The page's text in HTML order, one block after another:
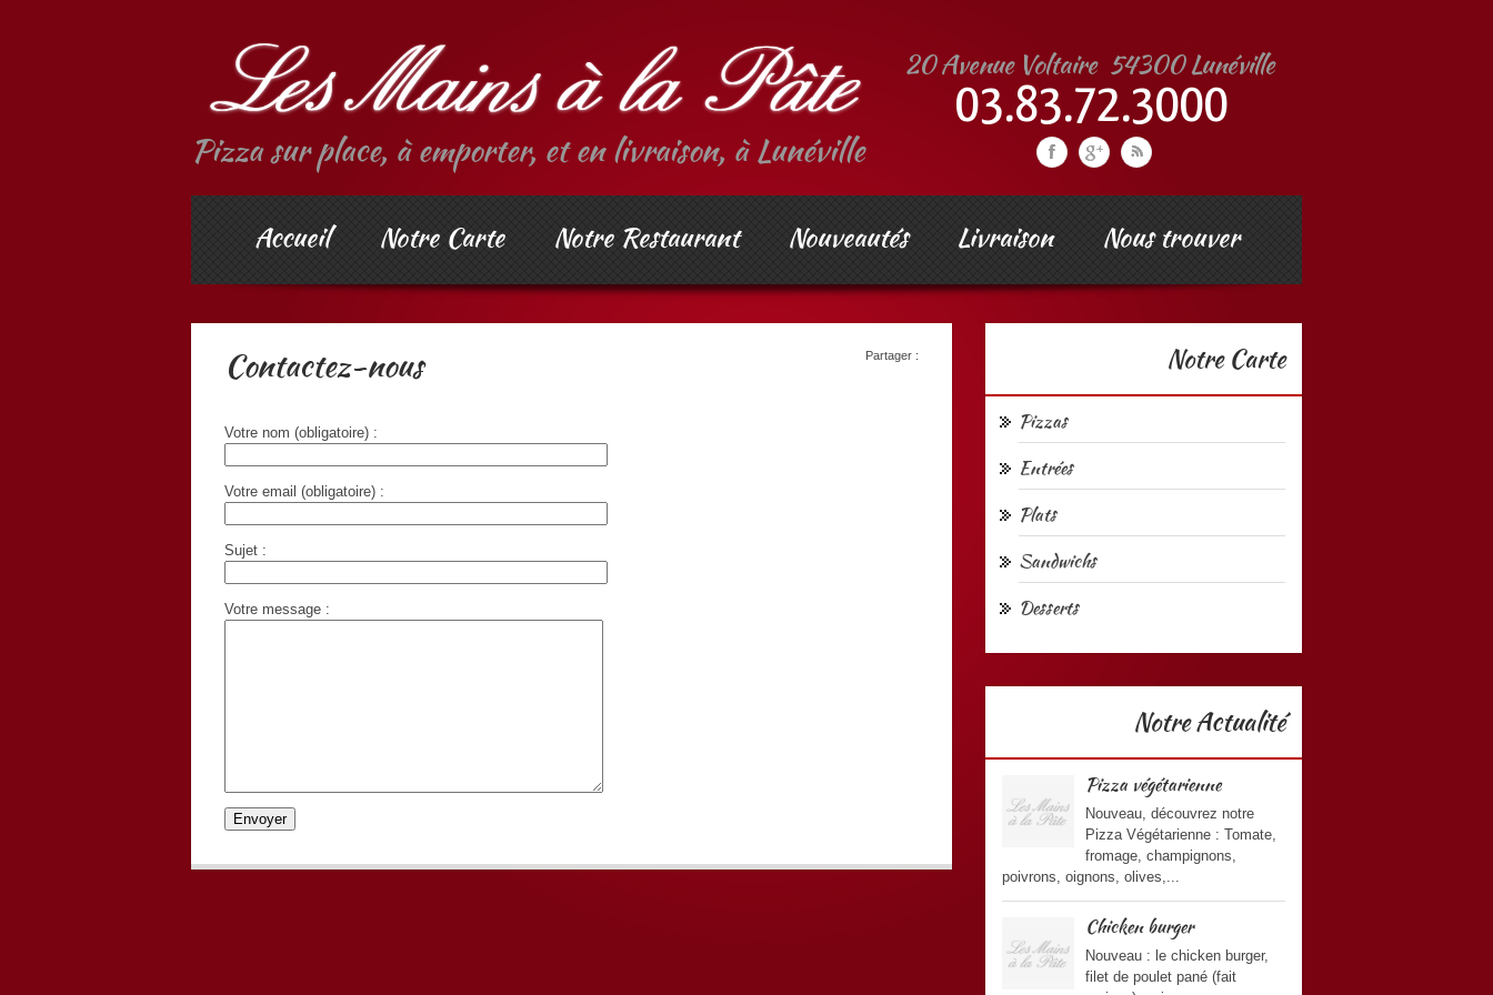
Pizza sur place, à emporter, et en livraison, à Lunéville
Accueil Notre Carte Notre Restaurant Nouveautés Livraison Nous trouver
Partager :
Contactez-nous
Votre nom (obligatoire) :
Votre email (obligatoire) :
Sujet :
Votre message :
Notre Carte
Pizzas
Entrées
Plats
Sandwichs
Desserts
Notre Actualité
Pizza végétarienne
Nouveau, découvrez notre
Pizza Végétarienne : Tomate,
fromage, champignons,
poivrons, oignons, olives,...
Chicken burger
Nouveau : le chicken burger,
filet de poulet pané (fait